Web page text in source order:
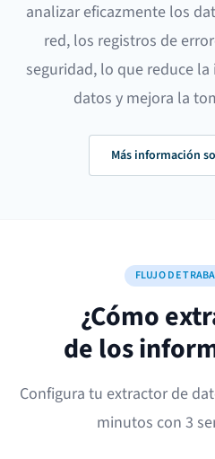
analizar eficazmente los
red, los registros de
seguridad, lo que reduce
datos y mejora la
Más información
FLUJO DE
¿Cómo
de los
Configura tu extractor de
minutos con 3